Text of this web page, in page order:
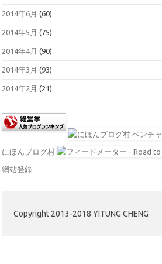
2014年6月 (60)
2014年5月 (75)
2014年4月 (90)
2014年3月 (93)
2014年2月 (21)
にほんブログ村
網站登錄
Copyright 2013-2018 YITUNG CHENG